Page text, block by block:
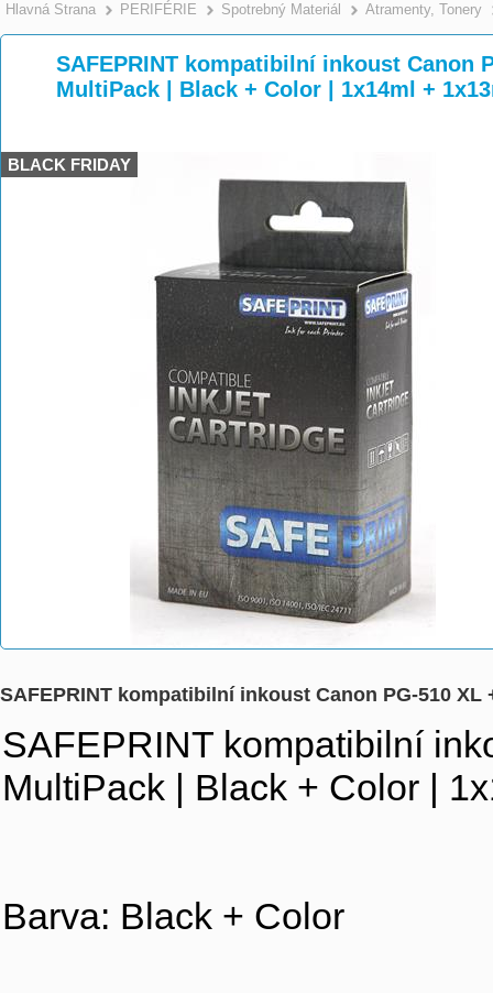
Hlavná Strana >
PERIFÉRIE >
Spotrebný Materiál >
Atramenty, Tonery
SAFEPRINT kompatibilní inkoust Canon
MultiPack | Black + Color | 1x14ml +
BLACK FRIDAY
SAFEPRINT kompatibilní inkoust Canon PG-510
SAFEPRINT kompatibilní
MultiPack | Black + Color |
Barva: Black + Color